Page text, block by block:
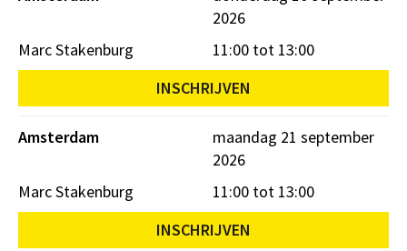
2026
11:00 tot 13:00
Marc Stakenburg
INSCHRIJVEN
Amsterdam
maandag 21 september
2026
11:00 tot 13:00
Marc Stakenburg
INSCHRIJVEN